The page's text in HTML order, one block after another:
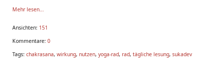
Mehr lesen...
Ansichten: 151
Kommentare: 0
Tags: chakrasana, wirkung, nutzen, yoga-rad, rad, tägliche lesung, sukadev